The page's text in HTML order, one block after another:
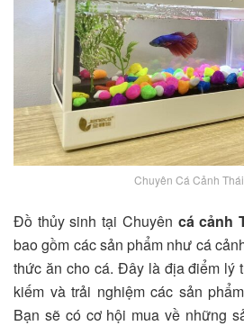
Chuyên Cá Cảnh
Đồ thủy sinh tại Chuyên cá cảnh
bao gồm các sản phẩm như cá
thức ăn cho cá. Đây là địa điểm lý
kiếm và trải nghiệm các sản
Bạn sẽ có cơ hội mua về những